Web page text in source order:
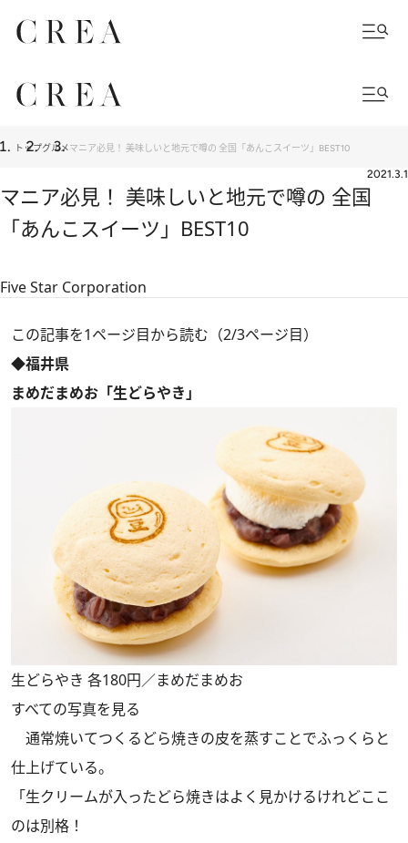
トップグルメマニア必見！ 美味しいと地元で噂の 全国「あんこスイーツ」BEST10
2021.3.1
マニア必見！ 美味しいと地元で噂の 全国
「あんこスイーツ」BEST10
Five Star Corporation
この記事を1ページ目から読む（2/3ページ目）
◆福井県
まめだまめお「生どらやき」
生どらやき 各180円／まめだまめお
すべての写真を見る
通常焼いてつくるどら焼きの皮を蒸すことでふっくらと
仕上げている。
「生クリームが入ったどら焼きはよく見かけるけれどここ
のは別格！